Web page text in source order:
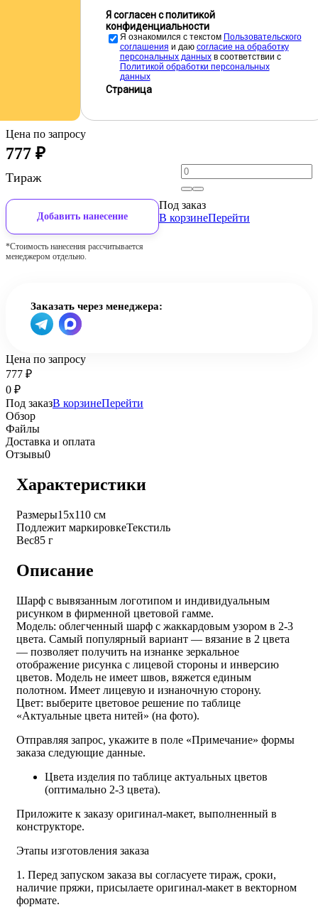
Я согласен с политикой
конфиденциальности
Я ознакомился с текстом Пользовательского
соглашения и даю cогласие на обработку
персональных данныхв соответствии с
Политикой обработки персональных
данных
Страница
Цена по запросу
777 ₽
Тираж
Добавить нанесение
*Стоимость нанесения рассчитывается
менеджером отдельно.
Под заказ
В корзинеПерейти
Заказать через менеджера:
Цена по запросу
777 ₽
0 ₽
Под заказВ корзинеПерейти
Обзор
Файлы
Доставка и оплата
Отзывы0
Характеристики
Размеры15х110 см
Подлежит маркировкеТекстиль
Вес85 г
Описание
Шарф с вывязанным логотипом и индивидуальным
рисунком в фирменной цветовой гамме.
Модель: облегченный шарф с жаккардовым узором в 2-3
цвета. Самый популярный вариант — вязание в 2 цвета
— позволяет получить на изнанке зеркальное
отображение рисунка с лицевой стороны и инверсию
цветов. Модель не имеет швов, вяжется единым
полотном. Имеет лицевую и изнаночную сторону.
Цвет: выберите цветовое решение по таблице
«Актуальные цвета нитей» (на фото).
Отправляя запрос, укажите в поле «Примечание» формы
заказа следующие данные.
Цвета изделия по таблице актуальных цветов
(оптимально 2-3 цвета).
Приложите к заказу оригинал-макет, выполненный в
конструкторе.
Этапы изготовления заказа
1. Перед запуском заказа вы согласуете тираж, сроки,
наличие пряжи, присылаете оригинал-макет в векторном
формате.